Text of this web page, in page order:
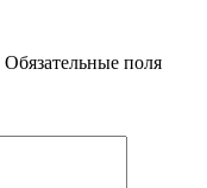
Обязательные поля